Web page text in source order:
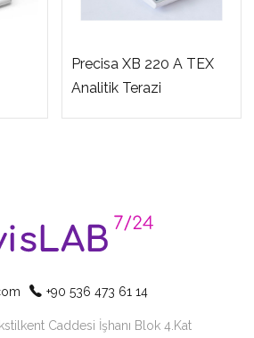
Precisa XB 220 A TEX
Analitik Terazi
+90 536 473 61 14
Caddesi İşhanı Blok 4.Kat